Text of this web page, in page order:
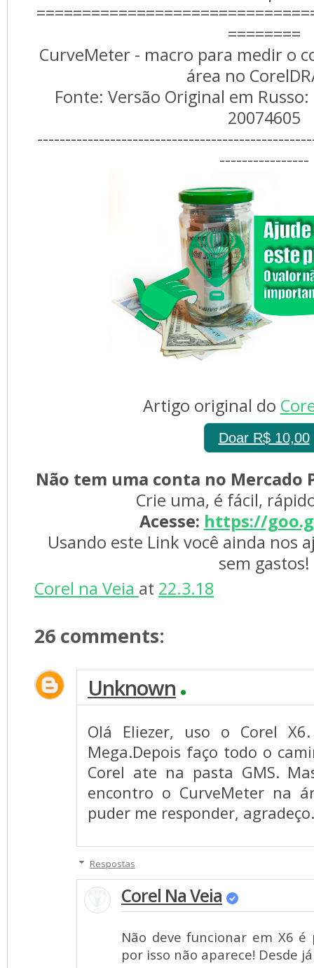
========
CurveMeter - macro para medir o
área no
Fonte: Versão Original em
20074605
----------------
Artigo original do
Doar R$ 10,00
Não tem uma conta no Mercado
Crie uma, é fácil,
Acesse: https://
Usando este Link você ainda nos
sem gastos!
Corel na Veia at 22.3.18
26 comments:
Unknown
Olá Eliezer, uso o Corel
Mega.Depois faço todo o
Corel ate na pasta GMS.
encontro o CurveMeter na
puder me responder,
Respostas
Corel Na Veia
Não deve funcionar em X6 é
por isso não aparece! Desde